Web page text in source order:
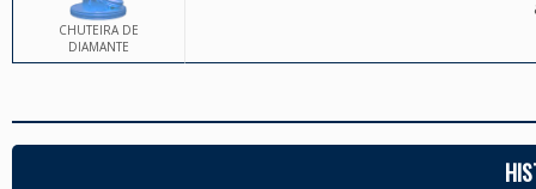
CHUTEIRA DE
DIAMANTE